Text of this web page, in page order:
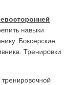
навыки
Боксерские
Тренировки